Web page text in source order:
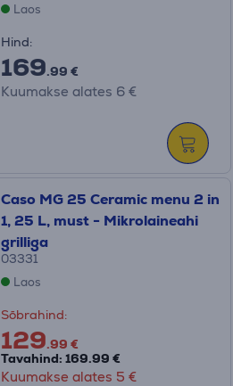
Laos
Hind:
169.99 €
Kuumakse alates 6 €
Caso MG 25 Ceramic menu 2 in
1, 25 L, must - Mikrolaineahi
grilliga
03331
Laos
Sõbrahind:
129.99 €
Tavahind: 169.99 €
Kuumakse alates 5 €